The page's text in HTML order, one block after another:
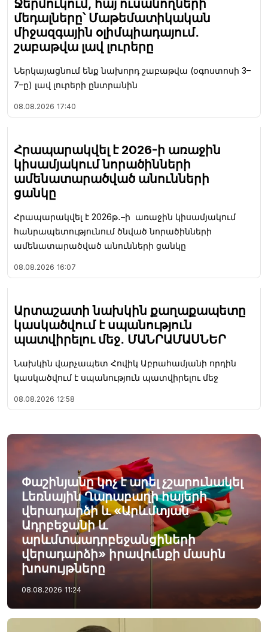
Ջերմուկում, հայ ուսանողների
մեդալները՝ Մաթեմատիկական
միջազգային օլիմպիադայում․
շաբաթվա լավ լուրերը
Ներկայացնում ենք նախորդ շաբաթվա (օգոստոսի 3–
7–ը) լավ լուրերի ընտրանին
08.08.2026 17:40
Հրապարակվել է 2026-ի առաջին
կիսամյակում նորածինների
ամենատարածված անունների
ցանկը
Հրապարակվել է 2026թ․–ի առաջին կիսամյակում
հանրապետությունում ծնված նորածինների
ամենատարածված անունների ցանկը
08.08.2026 16:07
Արտաշատի նախկին քաղաքապետը
կասկածվում է սպանություն
պատվիրելու մեջ․ ՄԱՆՐԱՄԱՍՆԵՐ
Նախկին վարչապետ Հովիկ Աբրահամյանի որդին
կասկածվում է սպանություն պատվիրելու մեջ
08.08.2026 12:58
Փաշինյանը կոչ է արել չշարունակել
Լեռնային Ղարաբաղի հայերի
վերադարձի և «Արևմտյան
Ադրբեջանի և
արևմտաադրբեջանցիների
վերադարձի» իրավունքի մասին
խոսույթները
08.08.2026 11:24